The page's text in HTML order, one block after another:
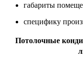
габариты
специфику
Потолочные